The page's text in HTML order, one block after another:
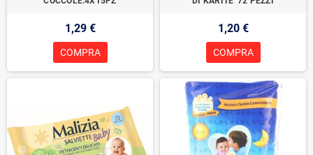
1,29 €
COMPRA
1,20 €
COMPRA